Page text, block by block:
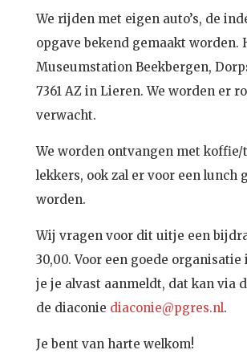
We rijden met eigen auto’s, de
opgave bekend gemaakt worden.
Museumstation Beekbergen,
7361 AZ in Lieren. We worden er
verwacht.
We worden ontvangen met koffie/
lekkers, ook zal er voor een lunch
worden.
Wij vragen voor dit uitje een
30,00. Voor een goede
je je alvast aanmeldt, dat kan via
de diaconie diaconie@pgres.nl.
Je bent van harte welkom!